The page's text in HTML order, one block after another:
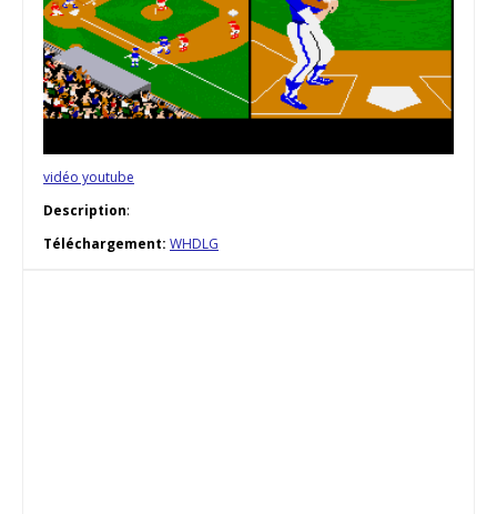
vidéo youtube
Description:
Téléchargement: WHDLG